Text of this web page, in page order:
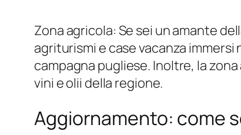
Zona agricola: Se sei un amante
agriturismi e case vacanza
campagna pugliese. Inoltre, la
vini e olii della regione.
Aggiornamento: come